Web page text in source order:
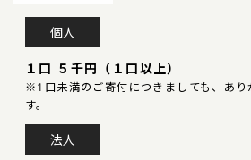
個人
１口 ５千円（１口以上）
※1口未満のご寄付につきましても、あり
す。
法人